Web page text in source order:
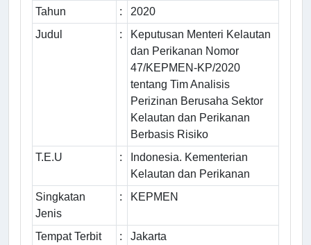
Tahun
:
2020
Judul
:
Keputusan Menteri Kelautan
dan Perikanan Nomor
47/KEPMEN-KP/2020
tentang Tim Analisis
Perizinan Berusaha Sektor
Kelautan dan Perikanan
Berbasis Risiko
T.E.U
:
Indonesia. Kementerian
Kelautan dan Perikanan
Singkatan
Jenis
: KEPMEN
Tempat Terbit :
Jakarta